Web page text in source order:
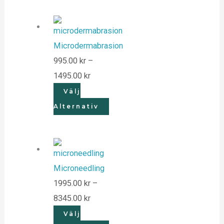
Microdermabrasion
995.00 kr –
1495.00 kr
Välj
Alternativ
Microneedling
1995.00 kr –
8345.00 kr
Välj